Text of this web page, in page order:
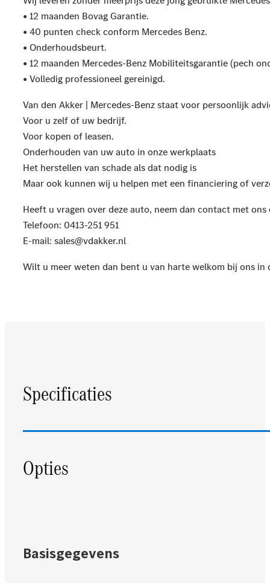
• 12 maanden Bovag Garantie.
• 40 punten check conform Mercedes Benz.
• Onderhoudsbeurt.
• 12 maanden Mercedes-Benz Mobiliteitsgarantie (pech
• Volledig professioneel gereinigd.
Van den Akker | Mercedes-Benz staat voor persoonlijk
Voor u zelf of uw bedrijf.
Voor kopen of leasen.
Onderhouden van uw auto in onze werkplaats
Het herstellen van schade als dat nodig is
Maar ook kunnen wij u helpen met een financiering of
Heeft u vragen over deze auto, neem dan contact met ons
Telefoon: 0413-251 951
E-mail: sales@vdakker.nl
Wilt u meer weten dan bent u van harte welkom bij ons in
Specificaties
Opties
Basisgegevens